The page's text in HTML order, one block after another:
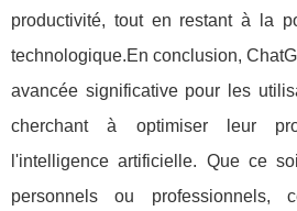
productivité, tout en restant à la
technologique.En conclusion,
avancée significative pour les
cherchant à optimiser leur
l'intelligence artificielle. Que ce
personnels ou